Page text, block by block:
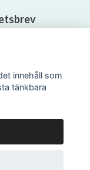
innehåll som
tänkbara